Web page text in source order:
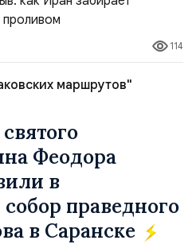
соглашения:. 1. Новые
Ранее Иран и Оман
паритетных началах —
закрепляет за
114
маршрутов"
Феодора
в
праведного
в Саранске